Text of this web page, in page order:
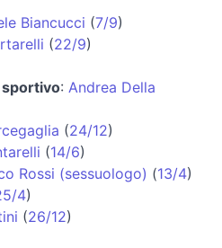
Biancucci (7/9)
(22/9)
: Andrea Della
(24/12)
(14/6)
Rossi (sessuologo) (13/4)
4)
(26/12)